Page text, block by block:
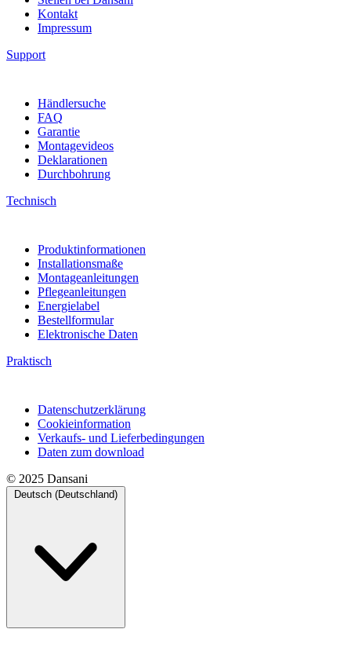
Kontakt
Impressum
Support
Händlersuche
FAQ
Garantie
Montagevideos
Deklarationen
Durchbohrung
Technisch
Produktinformationen
Installationsmaße
Montageanleitungen
Pflegeanleitungen
Energielabel
Bestellformular
Elektronische Daten
Praktisch
Datenschutzerklärung
Cookieinformation
Verkaufs- und Lieferbedingungen
Daten zum download
© 2025 Dansani
Deutsch (Deutschland)